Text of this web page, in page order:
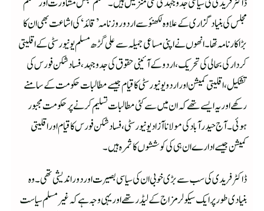
مجلس کی بنیادگزاری کے علاوہ لکھنؤ سے اردو روزنامہ ’قائد‘ کی اشاعت بھی ان کا
بڑا کارنامہ تھا۔ انھوں نے اپنی مساعی جمیلہ سے علی گڑھ مسلم یونیورسٹی کے اقلیتی
کردار کی بحالی کی تحریک،اردو کے آئینی حقوق کی جدوجہد، فساد شکن فورس کی
تشکیل، اقلیتی کمیشن اور اردو یونیورسٹی کا قیام جیسے مطالبات حکومت کے سامنے
رکھے اور یہ ایسے تھے کہ ان میں سے کئی مطالبات تسلیم کرنے پر حکومت مجبور
ہوئی۔آج حیدرآباد کی مولانا آزاد یونیورسٹی، فساد شکن فورس کا قیام اور اقلیتی
کمیشن جیسے ادارے ان ہی کی کوششوں کا ثمرہ ہیں۔
ڈاکٹر فریدی کی سب سے بڑی خوبی ان کی سیاسی بصیرت اور دوراندیشی تھی۔ وہ
بنیادی طورپر ایک سیکولر مزاج کے لیڈر تھے اور یہی وجہ ہے کہ غیرمسلم سیاست